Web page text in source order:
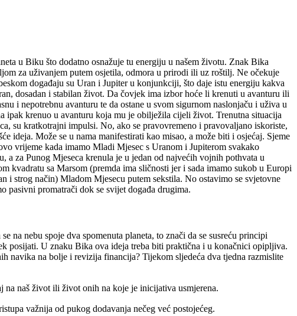
u Biku što dodatno osnažuje tu energiju u našem životu. Znak Bika
za uživanjem putem osjetila, odmora u prirodi ili uz roštilj. Ne očekuje
događaju su Uran i Jupiter u konjunkciji, što daje istu energiju kakva
dosadan i stabilan život. Da čovjek ima izbor hoće li krenuti u avanturu ili
i nepotrebnu avanturu te da ostane u svom sigurnom naslonjaču i uživa u
krenuo u avanturu koja mu je obilježila cijeli život. Trenutna situacija
su kratkotrajni impulsi. No, ako se pravovremeno i pravovaljano iskoriste,
ideja. Može se u nama manifestirati kao misao, a može biti i osjećaj. Sjeme
vrijeme kada imamo Mladi Mjesec s Uranom i Jupiterom svakako
a za Punog Mjeseca krenula je u jedan od najvećih vojnih pothvata u
kvadratu sa Marsom (premda ima sličnosti jer i sada imamo sukob u Europi
i strog način) Mladom Mjesecu putem sekstila. No ostavimo se svjetovne
pasivni promatrači dok se svijet događa drugima.
nebu spoje dva spomenuta planeta, to znači da se susreću principi
posijati. U znaku Bika ova ideja treba biti praktična i u konačnici opipljiva.
navika na bolje i revizija financija? Tijekom sljedeća dva tjedna razmislite
naš život ili život onih na koje je inicijativa usmjerena.
važnija od pukog dodavanja nečeg već postojećeg.